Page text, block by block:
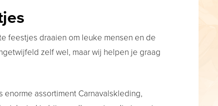
feestjes draaien om leuke mensen en de
zelf wel, maar wij helpen je graag
assortiment Carnavalskleding,